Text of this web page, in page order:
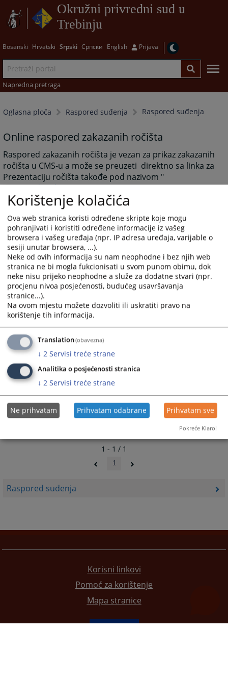
Okružni privredni sud u
Trebinju
Bosanski Hrvatski Srpski Српски English Prijava
Napredna pretraga
Oglasna ploča Raspored suđenja Raspored suđenja
Raspored suđenja
Online raspored zakazanih ročišta
Raspored zakazanih ročišta je vezan za prikaz zakazanih
ročišta u CMS-u a može se preuzeti direktno sa linka za
Prezentaciju ročišta takođe pod nazivom "
Raspored suđenja
3207PREGLEDA
1 - 1 / 1
1
Korisni linkovi
Pomoć za korištenje
Mapa stranice
Korištenje kolačića
Ova web stranica koristi određene skripte koje mogu
pohranjivati i koristiti određene informacije iz vašeg
browsera i vašeg uređaja (npr. IP adresa uređaja, varijable o
sesiji unutar browsera, ...).
Neke od ovih informacija su nam neophodne i bez njih web
stranica ne bi mogla fukcionisati u svom punom obimu, dok
neke nisu prijeko neophodne a služe za dodatne stvari (npr.
procjenu nivoa posjećenosti, budućeg usavršavanja
stranice...).
Na ovom mjestu možete dozvoliti ili uskratiti pravo na
korištenje tih informacija.
Translation(obavezna)
↓ 2 Servisi treće strane
Analitika o posjećenosti stranica
↓ 2 Servisi treće strane
Ne prihvatam Prihvatam odabrane Prihvatam sve
Pokreće Klaro!